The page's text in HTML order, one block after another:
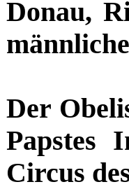
Donau,
Der
Papstes
Circus